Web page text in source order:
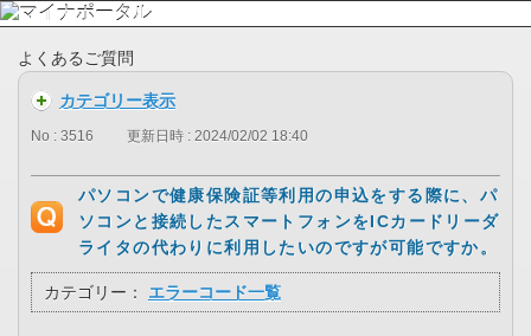
よくあるご質問
カテゴリー表示
No : 3516 更新日時 : 2024/02/02 18:40
パソコンで健康保険証等利用の申込をする際に、パ
ソコンと接続したスマートフォンをICカードリーダ
ライタの代わりに利用したいのですが可能ですか。
カテゴリー： エラーコード一覧